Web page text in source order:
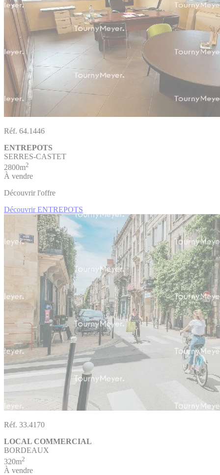
Réf. 64.1446
ENTREPOTS
SERRES-CASTET
2800m2
À vendre
Découvrir l'offre
Découvrir ENTREPOTS
Réf. 33.4170
LOCAL COMMERCIAL
BORDEAUX
320m2
À vendre